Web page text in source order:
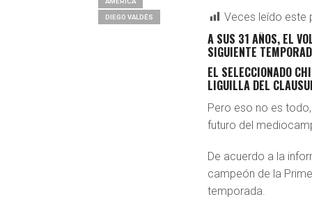
Veces leído este
A SUS 31 AÑOS, EL
SIGUIENTE
EL SELECCIONADO
LIGUILLA DEL
Pero eso no es
futuro del
De acuerdo a la
campeón de la
temporada.
DIEGO VALDÉS